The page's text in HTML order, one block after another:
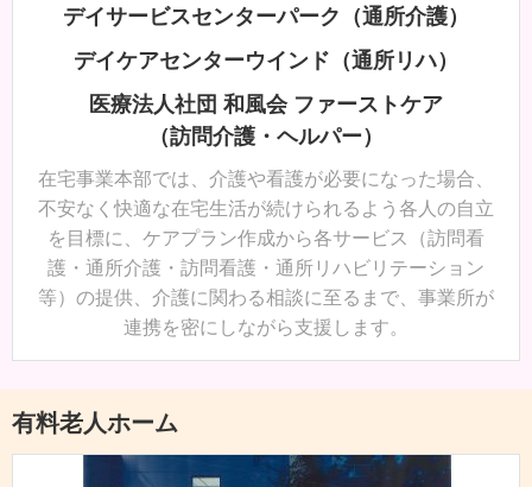
デイサービスセンターパーク（通所介護）
デイケアセンターウインド（通所リハ）
医療法人社団 和風会 ファーストケア
（訪問介護・ヘルパー）
在宅事業本部では、介護や看護が必要になった場合、
不安なく快適な在宅生活が続けられるよう各人の自立
を目標に、ケアプラン作成から各サービス（訪問看
護・通所介護・訪問看護・通所リハビリテーション
等）の提供、介護に関わる相談に至るまで、事業所が
連携を密にしながら支援します。
有料老人ホーム